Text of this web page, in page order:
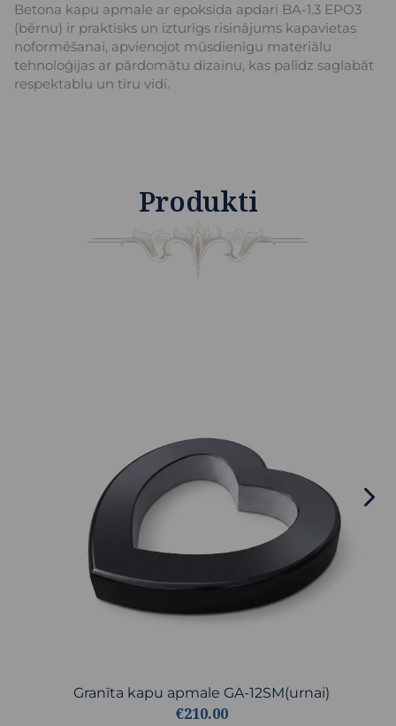
Betona kapu apmale ar epoksīda apdari BA-1.3 EPO3
(bērnu) ir praktisks un izturīgs risinājums kapavietas
noformēšanai, apvienojot mūsdienīgu materiālu
tehnoloģijas ar pārdomātu dizainu, kas palīdz saglabāt
respektablu un tīru vidi.
Produkti
Granīta kapu apmale GA-12SM(urnai)
€210.00